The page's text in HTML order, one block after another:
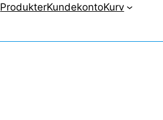
ProdukterKundekontoKurv